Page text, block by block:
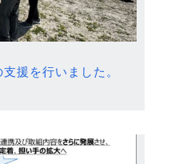
援を行いました。